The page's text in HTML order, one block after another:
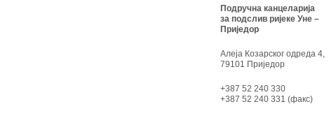
Подручна канцеларија
за подслив ријеке Уне –
Приједор
Алеја Козарског одреда 4,
79101 Приједор
+387 52 240 330
+387 52 240 331 (факс)